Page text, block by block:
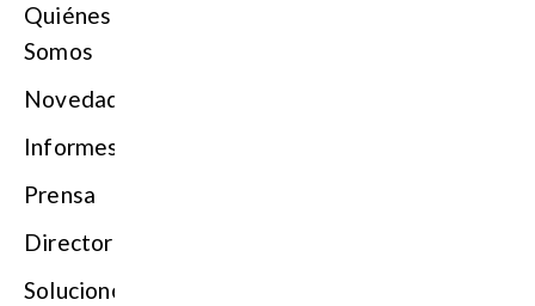
Quiénes
Somos
Novedades
Informes
Prensa
Directorio
Soluciones